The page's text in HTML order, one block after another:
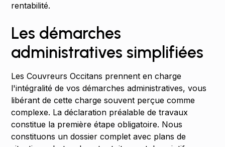
rentabilité.
Les démarches
administratives simplifiées
Les Couvreurs Occitans prennent en charge
l'intégralité de vos démarches administratives, vous
libérant de cette charge souvent perçue comme
complexe. La déclaration préalable de travaux
constitue la première étape obligatoire. Nous
constituons un dossier complet avec plans de